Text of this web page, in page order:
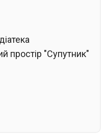
простір "Супутник"